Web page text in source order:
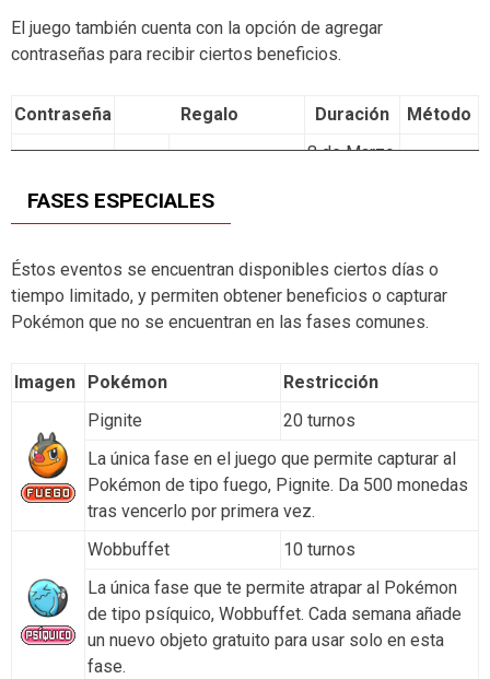
al juego.
actualización 1.0.1
los errores
Febrero –
Marzo
Pokémon -1
conmemorar
las 1,000,000
descargas.
30 de
Marzo
2015
conmemorar las
2,500,000
Pokémon -1
Regalo para
conmemorar las
descargas.
25 de
5 Ptos. Exp. x1,5
Regalo para
conmemorar la
salida del tema
1 de Junio
– 3 de
El juego también cuenta con la opción de agregar
contraseñas para recibir ciertos beneficios.
Contraseña Regalo Duración Método
8 de Marzo
04482045 5 Ptos. Exp. x1,5 – 1 de
Junio 2015
Center
Japón
06150503
16 de Junio
Septiembre
2015
20150917 1 Joya
Hasta el 20
de
Septiembre
—
07072405 1 Megainicio
– 21 de
Agosto del
2015
Pokémon
Get☆TV
FASES ESPECIALES
Éstos eventos se encuentran disponibles ciertos días o
tiempo limitado, y permiten obtener beneficios o capturar
Pokémon que no se encuentran en las fases comunes.
Imagen Pokémon
Restricción
Pignite
20 turnos
La única fase en el juego que permite capturar al
Pokémon de tipo fuego, Pignite. Da 500 monedas
tras vencerlo por primera vez.
Wobbuffet
10 turnos
La única fase que te permite atrapar al Pokémon
de tipo psíquico, Wobbuffet. Cada semana añade
un nuevo objeto gratuito para usar solo en esta
fase.